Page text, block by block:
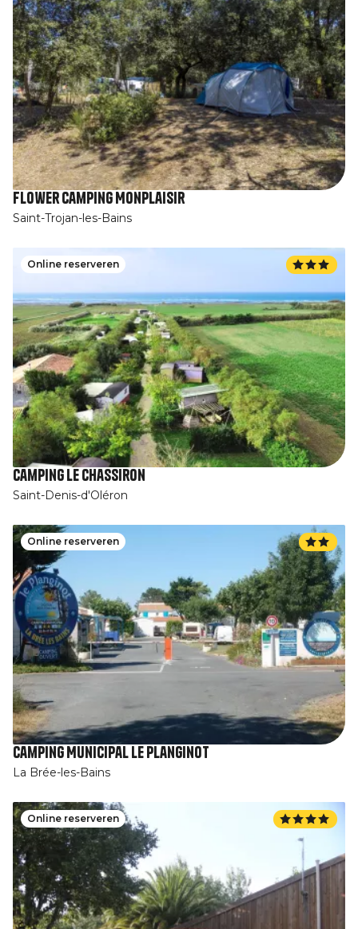
Flower Camping Monplaisir
Saint-Trojan-les-Bains
Online reserveren
Camping Le Chassiron
Saint-Denis-d'Oléron
Online reserveren
Camping Municipal Le Planginot
La Brée-les-Bains
Online reserveren